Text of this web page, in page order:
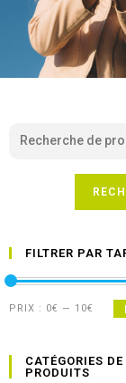
FILTRER PAR
PRIX : 0€ — 10€
CATÉGORIES DE
PRODUITS